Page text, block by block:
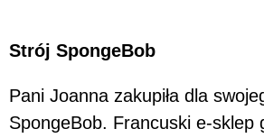
Strój SpongeBob
Pani Joanna zakupiła dla
SpongeBob. Francuski e-sklep